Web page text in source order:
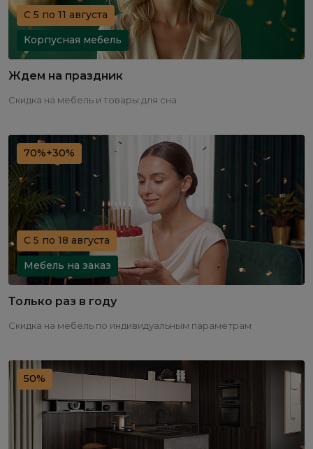
C 5 по 11 августа
Корпусная мебель
Ждем на праздник
Скидка на мебель и товары для сна
С 5 по 18 августа
70%+30%
Мебель на заказ
Только раз в году
Скидка на мебель по индивидуальным параметрам
50%